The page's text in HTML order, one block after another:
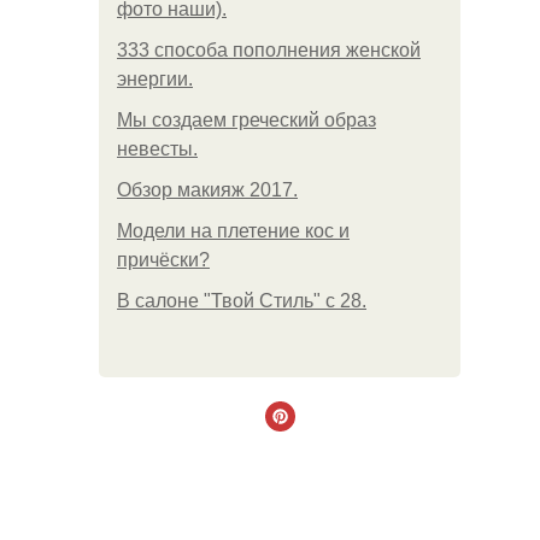
фото наши).
333 способа пополнения женской
энергии.
Мы создаем греческий образ
невесты.
Обзор макияж 2017.
Модели на плетение кос и
причёски?
В салоне "Твой Стиль" с 28.